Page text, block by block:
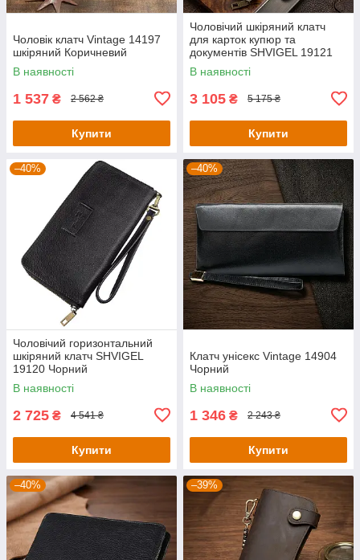
Чоловік клатч Vintage 14197
шкіряний Коричневий
В наявності
1 537 ₴ 2 562 ₴
Купити
Чоловічий шкіряний клатч
для карток купюр та
документів SHVIGEL 19121
Коричневий
В наявності
3 105 ₴ 5 175 ₴
Купити
–40%
Чоловічий горизонтальний
шкіряний клатч SHVIGEL
19120 Чорний
В наявності
2 725 ₴ 4 541 ₴
Купити
–40%
Клатч унісекс Vintage 14904
Чорний
В наявності
1 346 ₴ 2 243 ₴
Купити
–40% –39%